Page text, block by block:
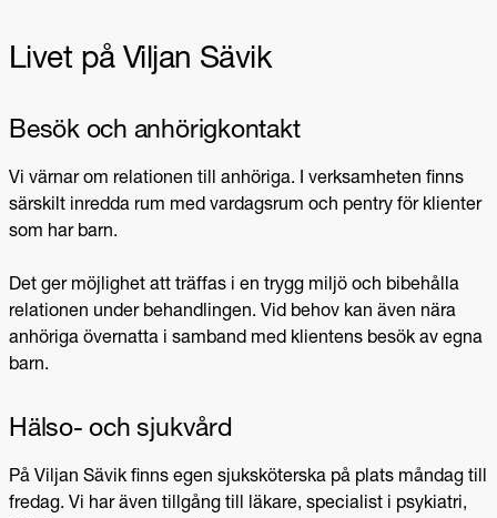
Livet på Viljan Sävik
Besök och anhörigkontakt
Vi värnar om relationen till anhöriga. I verksamheten finns
särskilt inredda rum med vardagsrum och pentry för klienter
som har barn.
Det ger möjlighet att träffas i en trygg miljö och bibehålla
relationen under behandlingen. Vid behov kan även nära
anhöriga övernatta i samband med klientens besök av egna
barn.
Hälso- och sjukvård
På Viljan Sävik finns egen sjuksköterska på plats måndag till
fredag. Vi har även tillgång till läkare, specialist i psykiatri,